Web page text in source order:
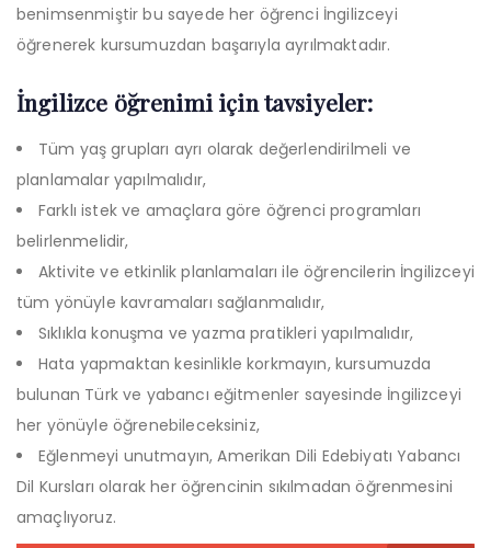
benimsenmiştir bu sayede her öğrenci İngilizceyi
öğrenerek kursumuzdan başarıyla ayrılmaktadır.
İngilizce öğrenimi için tavsiyeler:
Tüm yaş grupları ayrı olarak değerlendirilmeli ve
planlamalar yapılmalıdır,
Farklı istek ve amaçlara göre öğrenci programları
belirlenmelidir,
Aktivite ve etkinlik planlamaları ile öğrencilerin İngilizceyi
tüm yönüyle kavramaları sağlanmalıdır,
Sıklıkla konuşma ve yazma pratikleri yapılmalıdır,
Hata yapmaktan kesinlikle korkmayın, kursumuzda
bulunan Türk ve yabancı eğitmenler sayesinde İngilizceyi
her yönüyle öğrenebileceksiniz,
Eğlenmeyi unutmayın, Amerikan Dili Edebiyatı Yabancı
Dil Kursları olarak her öğrencinin sıkılmadan öğrenmesini
amaçlıyoruz.